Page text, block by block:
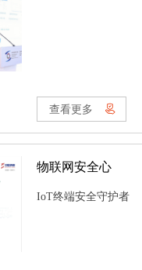
查看更多
物联网安全心
IoT终端安全守护者